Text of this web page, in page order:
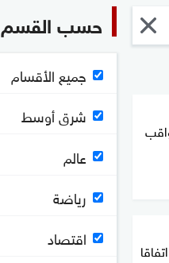
حسب القسم
جميع الأقسام
شرق أوسط
عالم
رياضة
اقتصاد